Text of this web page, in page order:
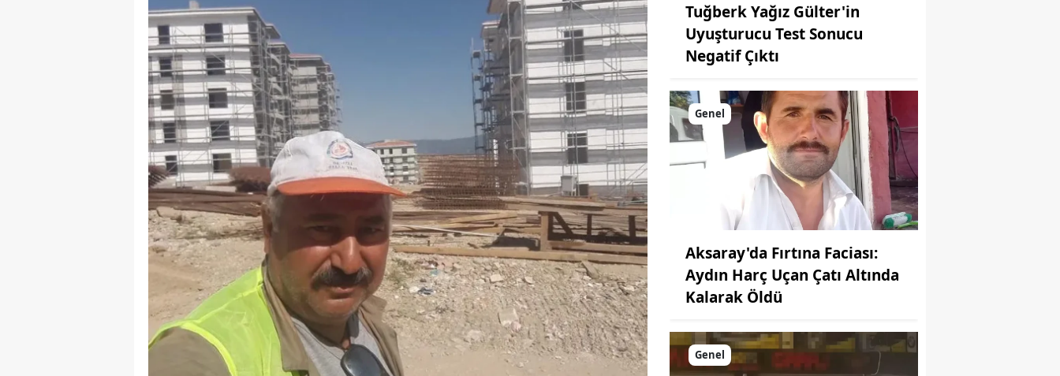
Tuğberk Yağız Gülter'in
Uyuşturucu Test Sonucu
Negatif Çıktı
Genel
Aksaray'da Fırtına Faciası:
Aydın Harç Uçan Çatı Altında
Kalarak Öldü
Genel